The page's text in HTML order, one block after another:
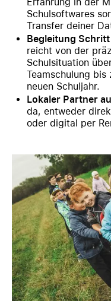
Schulsoftwares
Transfer deiner
Begleitung
reicht von der
Schulsituation
Teamschulung
neuen Schuljahr.
Lokaler Partner
da, entweder
oder digital per